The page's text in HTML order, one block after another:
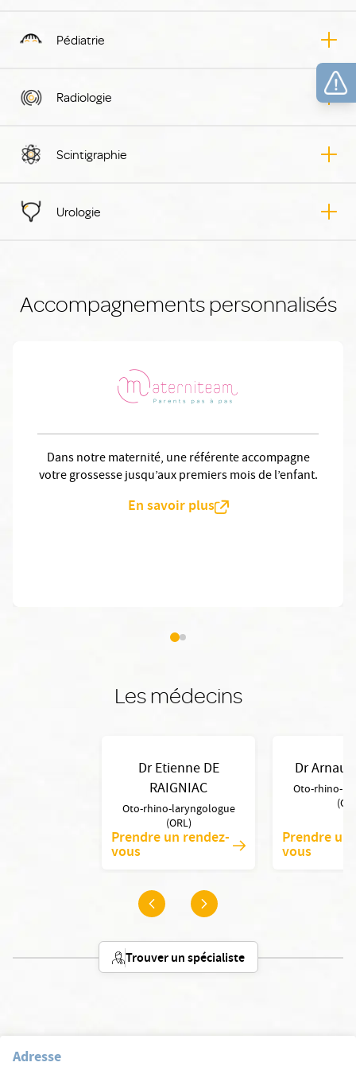
Pédiatrie
Radiologie
Scintigraphie
Urologie
Accompagnements personnalisés
Dans notre maternité, une référente accompagne
votre grossesse jusqu’aux premiers mois de l’enfant.
En savoir plus
Les médecins
Dr Etienne DE
RAIGNIAC
Oto-rhino-laryngologue
(ORL)
Prendre un rendez-
vous
Dr
Oto-rhino-
Prendre un
vous
Trouver un spécialiste
Adresse